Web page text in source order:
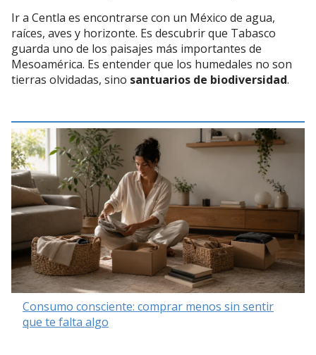
Ir a Centla es encontrarse con un México de agua,
raíces, aves y horizonte. Es descubrir que Tabasco
guarda uno de los paisajes más importantes de
Mesoamérica. Es entender que los humedales no son
tierras olvidadas, sino santuarios de biodiversidad.
Consumo consciente: comprar menos sin sentir
que te falta algo